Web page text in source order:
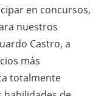
en concursos,
nuestros
Castro, a
más
totalmente